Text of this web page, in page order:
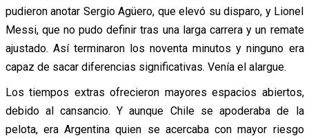
pudieron anotar Sergio Agüero, que elevó su disparo, y Lionel
Messi, que no pudo definir tras una larga carrera y un remate
ajustado. Así terminaron los noventa minutos y ninguno era
capaz de sacar diferencias significativas. Venía el alargue.
Los tiempos extras ofrecieron mayores espacios abiertos,
debido al cansancio. Y aunque Chile se apoderaba de la
pelota, era Argentina quien se acercaba con mayor riesgo